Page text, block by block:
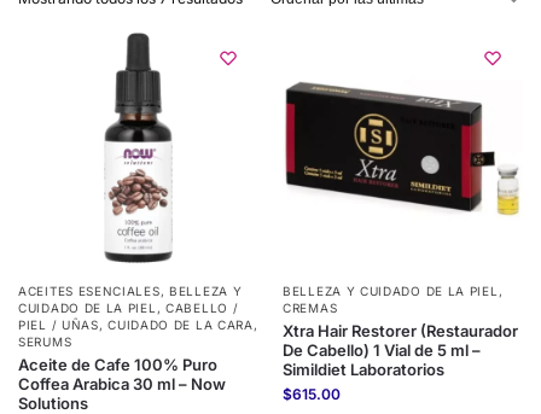
ACEITES ESENCIALES,BELLEZA Y
CUIDADO DE LA PIEL ,CABELLO /
PIEL / UÑAS,CUIDADO DE LA CARA ,
SERUMS
Aceite de Cafe 100% Puro
Coffea Arabica 30 ml – Now
Solutions
BELLEZA Y CUIDADO DE LA PIEL ,
CREMAS
Xtra Hair Restorer (Restaurador
De Cabello) 1 Vial de 5 ml –
Simildiet Laboratorios
$615.00